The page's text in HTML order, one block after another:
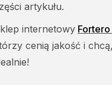
artykułu.
internetowy Fortero
cenią jakość i